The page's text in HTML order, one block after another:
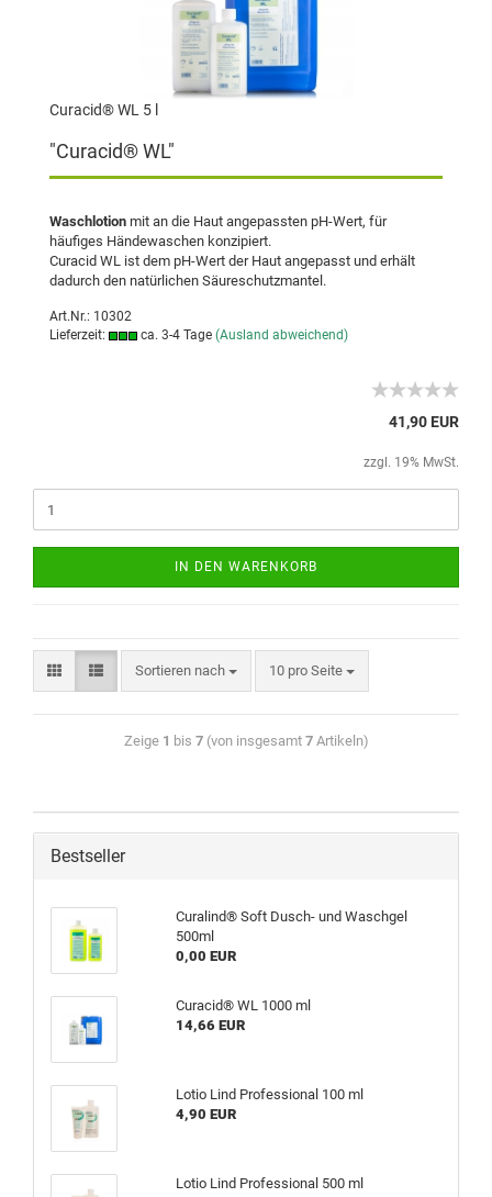
Curacid® WL 5 l
"Curacid® WL"
Waschlotion mit an die Haut angepassten pH-Wert, für
häufiges Händewaschen konzipiert.
Curacid WL ist dem pH-Wert der Haut angepasst und erhält
dadurch den natürlichen Säureschutzmantel.
Art.Nr.: 10302
Lieferzeit:
ca. 3-4 Tage (Ausland abweichend)
41,90 EUR
zzgl. 19% MwSt.
IN DEN WARENKORB
Sortieren nach 10 pro Seite
Zeige 1 bis 7(von insgesamt 7Artikeln)
Bestseller
Curalind® Soft Dusch- und Waschgel
500ml
0,00 EUR
Curacid® WL 1000 ml
14,66 EUR
Lotio Lind Professional 100 ml
4,90 EUR
Lotio Lind Professional 500 ml